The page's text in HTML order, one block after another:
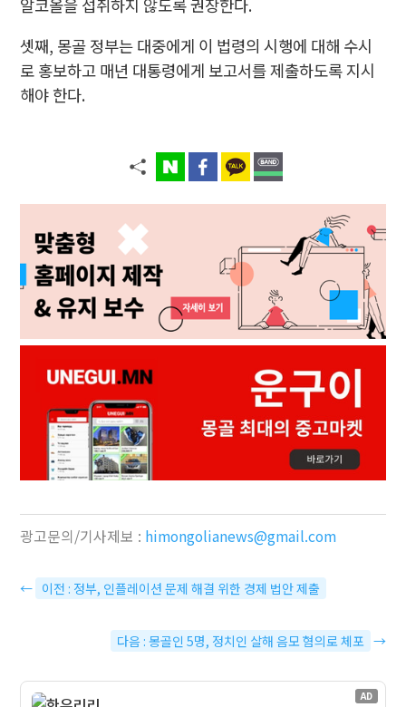
알코올을 섭취하지 않도록 권장한다.
셋째, 몽골 정부는 대중에게 이 법령의 시행에 대해 수시
로 홍보하고 매년 대통령에게 보고서를 제출하도록 지시
해야 한다.
광고문의/기사제보 : himongolianews@gmail.com
← 이전 : 정부, 인플레이션 문제 해결 위한 경제 법안 제출
다음 : 몽골인 5명, 정치인 살해 음모 혐의로 체포 →
AD